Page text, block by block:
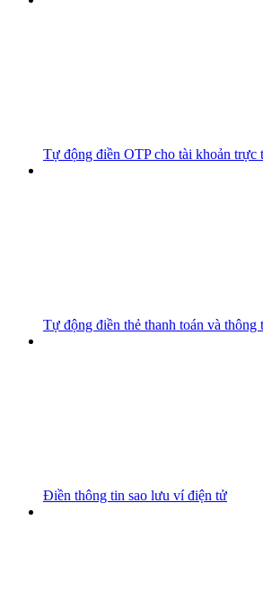
Tự động điền OTP cho tài khoản trực
Tự động điền thẻ thanh toán và thông
Điền thông tin sao lưu ví điện tử